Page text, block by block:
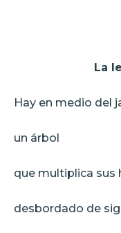
La
Hay en medio del
un árbol
que multiplica sus
desbordado de